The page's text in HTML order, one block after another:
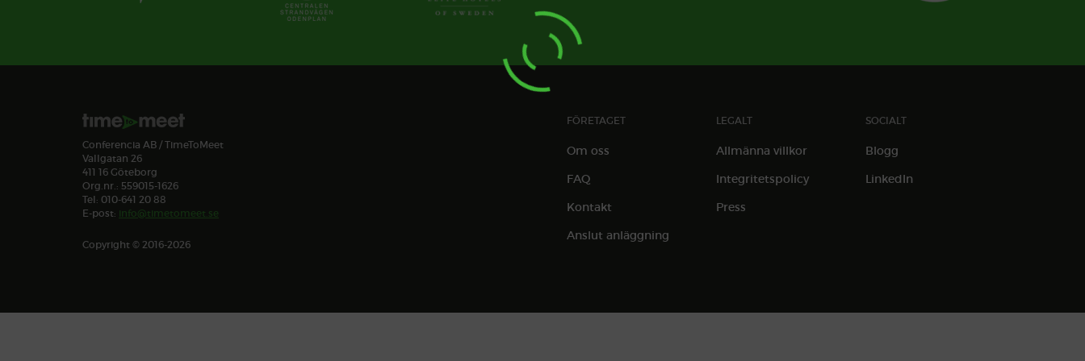
Conferencia AB / TimeToMeet
Vallgatan 26
411 16 Göteborg
Org.nr.: 559015-1626
Tel: 010-641 20 88
E-post: info@timetomeet.se
Copyright © 2016-2026
FÖRETAGET
Om oss
FAQ
Kontakt
Anslut anläggning
LEGALT
Allmänna villkor
Integritetspolicy
Press
SOCIALT
Blogg
LinkedIn